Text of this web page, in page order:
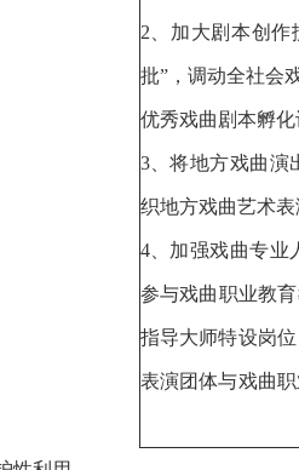
2、加大剧本创
批”，调动全社会
优秀戏曲剧本孵
3、将地方戏曲演
织地方戏曲艺术
4、加强戏曲专业
参与戏曲职业教
指导大师特设岗
表演团体与戏曲